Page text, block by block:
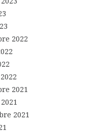
2022
2021
2021